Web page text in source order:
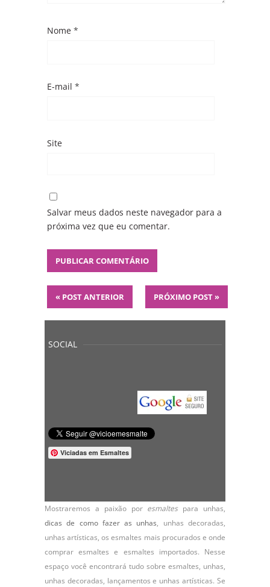
Nome *
E-mail *
Site
Salvar meus dados neste navegador para a
próxima vez que eu comentar.
« POST ANTERIOR PRÓXIMO POST»
SOCIAL
Viciadas em Esmaltes
Mostraremos a paixão por esmaltes para unhas,
dicas de como fazer as unhas, unhas decoradas,
unhas artísticas, osesmaltes mais procurados e onde
comprar esmaltes e esmaltes importados. Nesse
espaço você encontrará tudo sobre esmaltes, unhas,
unhas decoradas, lançamentos e unhas artísticas. Se